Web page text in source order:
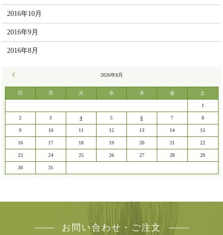
2016年10月
2016年9月
2016年8月
2026年8月
日 月 火 水 木 金 土
1
2 3 4 5 6 7 8
9 10 11 12 13 14 15
16 17 18 19 20 21 22
23 24 25 26 27 28 29
30 31
お問い合わせ・ご注文